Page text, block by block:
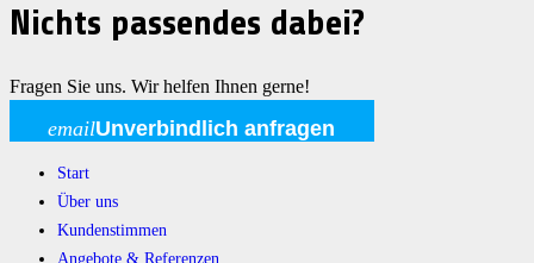
Nichts passendes dabei?
Fragen Sie uns. Wir helfen Ihnen gerne!
emailUnverbindlich anfragen
Start
Über uns
Kundenstimmen
Angebote & Referenzen